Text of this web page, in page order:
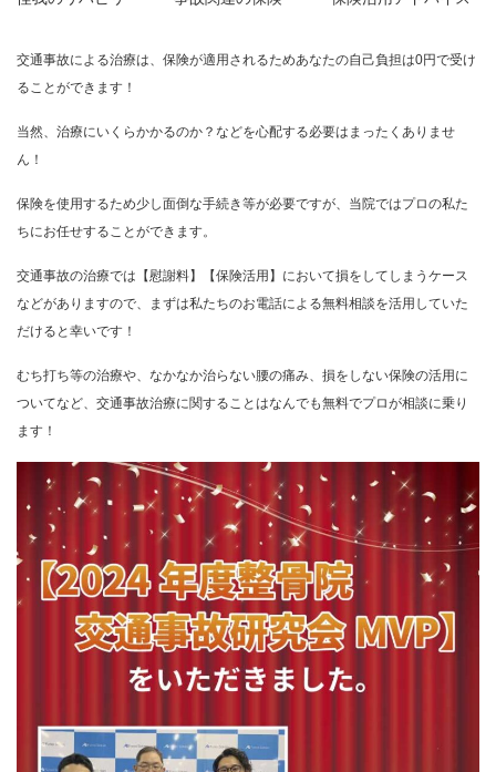
交通事故による治療は、保険が適用されるためあなたの自己負担は0円で受け
ることができます！
当然、治療にいくらかかるのか？などを心配する必要はまったくありませ
ん！
保険を使用するため少し面倒な手続き等が必要ですが、当院ではプロの私た
ちにお任せすることができます。
交通事故の治療では【慰謝料】【保険活用】において損をしてしまうケース
などがありますので、まずは私たちのお電話による無料相談を活用していた
だけると幸いです！
むち打ち等の治療や、なかなか治らない腰の痛み、損をしない保険の活用に
ついてなど、交通事故治療に関することはなんでも無料でプロが相談に乗り
ます！